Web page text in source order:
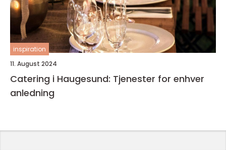
inspiration
11. August 2024
Catering i Haugesund: Tjenester for enhver
anledning